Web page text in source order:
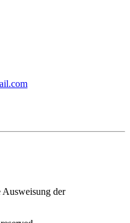
Ausweisung der